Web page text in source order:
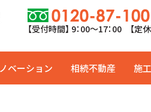
【受付時間】 9：00〜17：00 【定
ベーション 相続不動産 施